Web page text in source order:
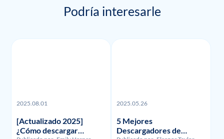
Podría interesarle
2025.08.01
[Actualizado 2025]
¿Cómo descargar
2025.05.26
5 Mejores
Descargadores de